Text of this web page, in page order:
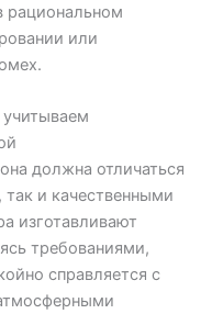
рациональном
или
должна отличаться
и качественными
изготавливают
требованиями,
справляется с